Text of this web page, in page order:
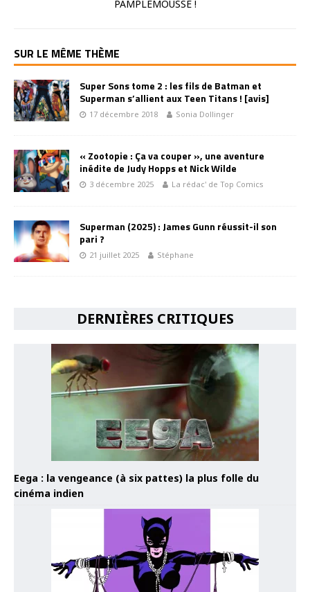
PAMPLEMOUSSE !
SUR LE MÊME THÈME
Super Sons tome 2 : les fils de Batman et
Superman s’allient aux Teen Titans ! [avis]
17 décembre 2018 Sonia Dollinger
« Zootopie : Ça va couper », une aventure
inédite de Judy Hopps et Nick Wilde
3 décembre 2025 La rédac' de Top Comics
Superman (2025) : James Gunn réussit-il son
pari ?
21 juillet 2025 Stéphane
DERNIÈRES CRITIQUES
Eega : la vengeance (à six pattes) la plus folle du
cinéma indien